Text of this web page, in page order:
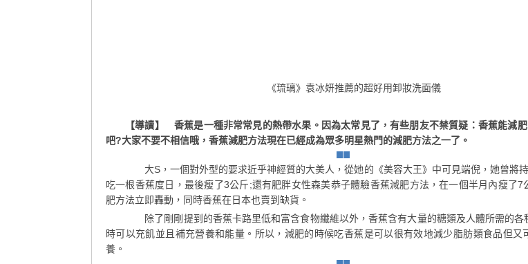
《琉璃》袁冰妍推薦的超好用卸妝洗面儀
【導讀】 香蕉是一種非常常見的熱帶水果。因為太常見了，有些朋友不禁質疑：香蕉能減
吧?大家不要不相信哦，香蕉減肥方法現在已經成為眾多明星熱門的減肥方法之一了。
大S，一個對外型的要求近乎神經質的大美人，從她的《美容大王》中可見端倪，她曾將
吃一根香蕉度日，最後瘦了3公斤;還有肥胖女性森美恭子體驗香蕉減肥方法，在一個半月內瘦了7
肥方法立即轟動，同時香蕉在日本也賣到缺貨。
除了剛剛提到的香蕉卡路里低和富含食物纖維以外，香蕉含有大量的糖類及人體所需的各
時可以充飢並且補充營養和能量。所以，減肥的時候吃香蕉是可以很有效地減少脂肪類食品但又
養。